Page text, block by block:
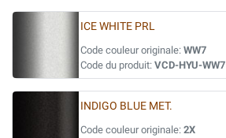
ICE WHITE PRL
Code couleur originale: WW7
Code du produit: VCD-HYU-WW7
INDIGO BLUE MET.
Code couleur originale: 2X